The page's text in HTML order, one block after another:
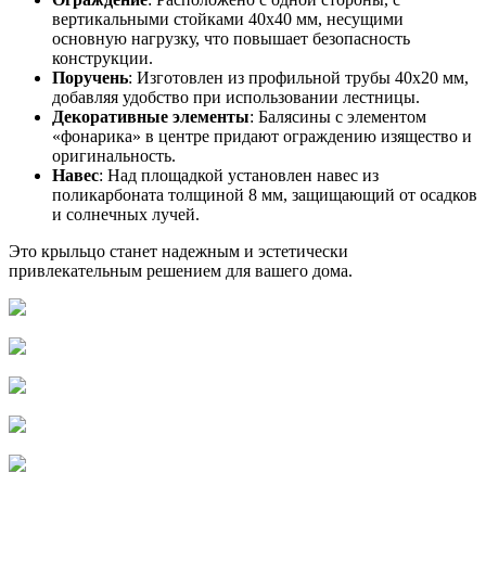
вертикальными стойками 40х40 мм, несущими
основную нагрузку, что повышает безопасность
конструкции.
Поручень: Изготовлен из профильной трубы 40х20 мм,
добавляя удобство при использовании лестницы.
Декоративные элементы: Балясины с элементом
«фонарика» в центре придают ограждению изящество и
оригинальность.
Навес: Над площадкой установлен навес из
поликарбоната толщиной 8 мм, защищающий от осадков
и солнечных лучей.
Это крыльцо станет надежным и эстетически
привлекательным решением для вашего дома.